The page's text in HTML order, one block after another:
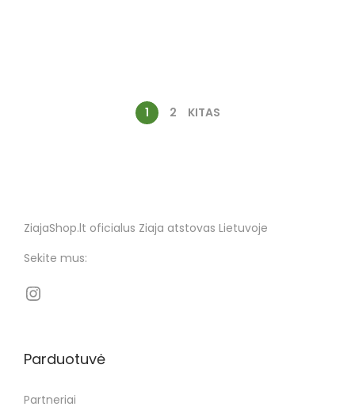
1 2 KITAS
ZiajaShop.lt oficialus Ziaja atstovas Lietuvoje
Sekite mus:
Parduotuvė
Partneriai